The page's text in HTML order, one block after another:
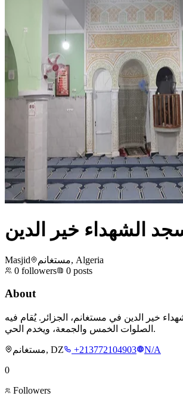
الشهداء خير الدين
Masjid
مستغانم, Algeria
0 followers 0 posts
About
خير الدين في مستغانم، الجزائر. يُقام فيه
الصلوات الخمس والجمعة، ويخدم الحي.
مستغانم, DZ +213772104903
N/A
0
Followers